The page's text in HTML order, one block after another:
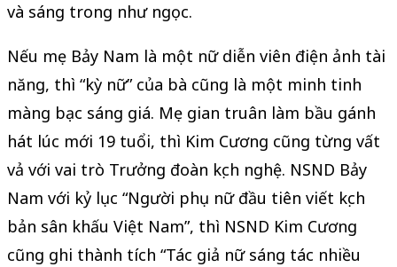
và sáng trong như ngọc.
Nếu mẹ Bảy Nam là một nữ diễn viên điện ảnh tài
năng, thì “kỳ nữ” của bà cũng là một minh tinh
màng bạc sáng giá. Mẹ gian truân làm bầu gánh
hát lúc mới 19 tuổi, thì Kim Cương cũng từng vất
vả với vai trò Trưởng đoàn kịch nghệ. NSND Bảy
Nam với kỷ lục “Người phụ nữ đầu tiên viết kịch
bản sân khấu Việt Nam”, thì NSND Kim Cương
cũng ghi thành tích “Tác giả nữ sáng tác nhiều